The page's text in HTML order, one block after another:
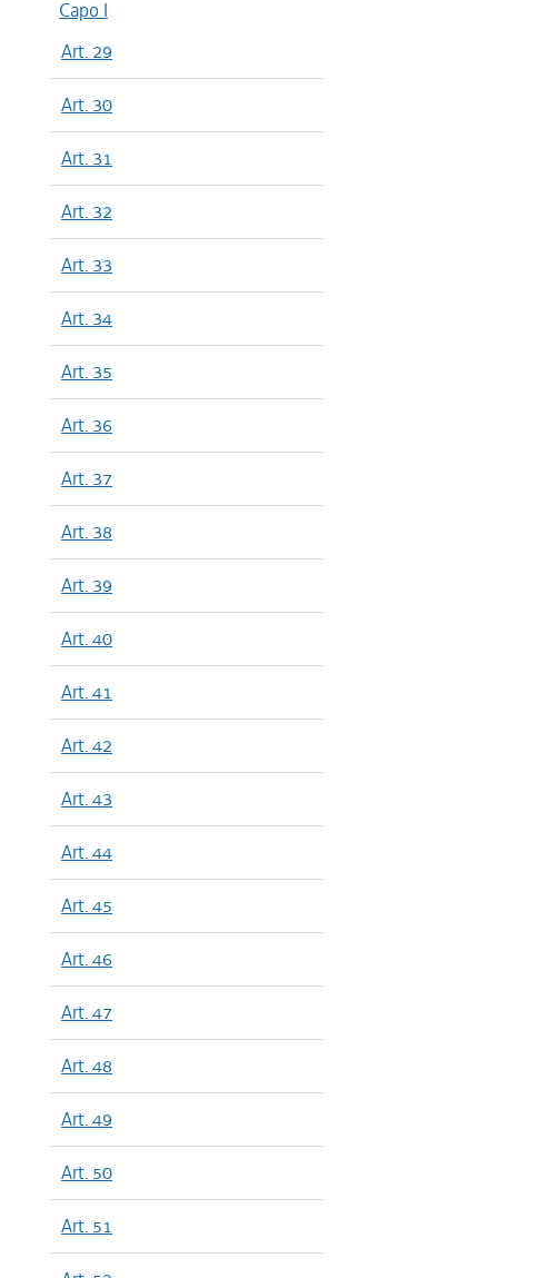
Capo I
Art. 29
Art. 30
Art. 31
Art. 32
Art. 33
Art. 34
Art. 35
Art. 36
Art. 37
Art. 38
Art. 39
Art. 40
Art. 41
Art. 42
Art. 43
Art. 44
Art. 45
Art. 46
Art. 47
Art. 48
Art. 49
Art. 50
Art. 51